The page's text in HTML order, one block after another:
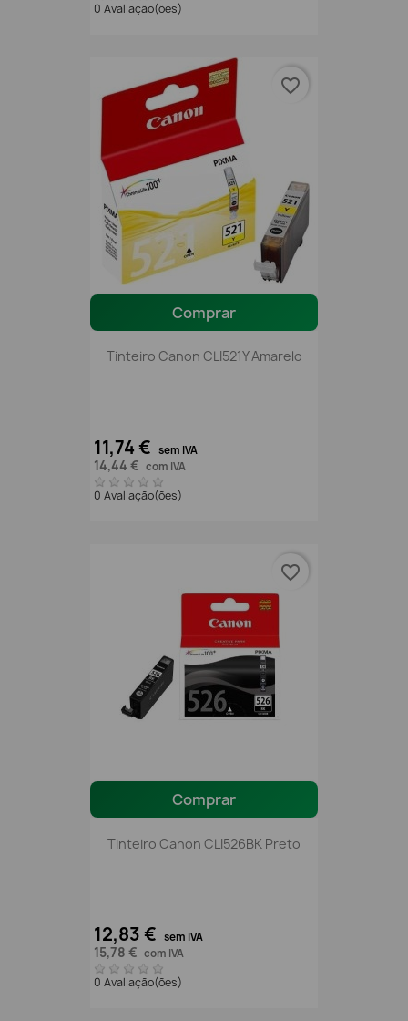
0 Avaliação(ões)
Comprar
Tinteiro Canon CLI521Y Amarelo
11,74 € sem IVA
14,44 € com IVA
0 Avaliação(ões)
favorite_border
Comprar
Tinteiro Canon CLI526BK Preto
12,83 € sem IVA
15,78 € com IVA
0 Avaliação(ões)
favorite_border